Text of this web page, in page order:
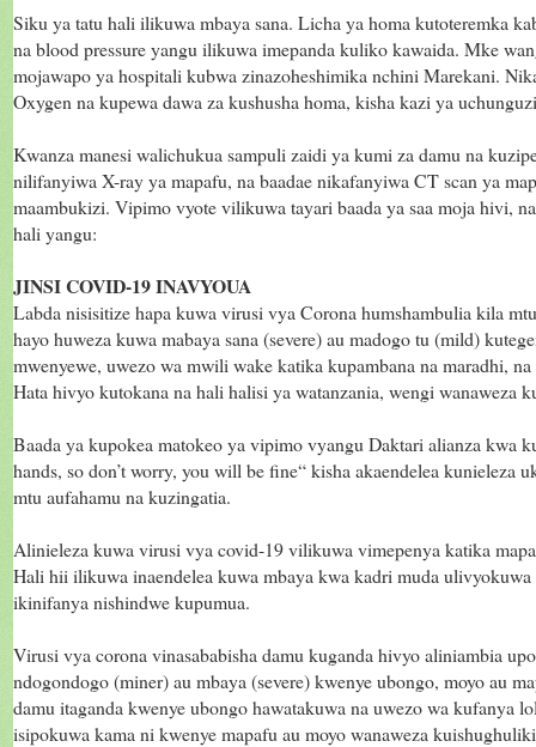
Siku ya tatu hali ilikuwa mbaya sana. Licha ya homa kutoteremka
na blood pressure yangu ilikuwa imepanda kuliko kawaida. Mke
mojawapo ya hospitali kubwa zinazoheshimika nchini Marekani.
Oxygen na kupewa dawa za kushusha homa, kisha kazi ya
Kwanza manesi walichukua sampuli zaidi ya kumi za damu na
nilifanyiwa X-ray ya mapafu, na baadae nikafanyiwa CT scan ya
maambukizi. Vipimo vyote vilikuwa tayari baada ya saa moja hivi,
hali yangu:
JINSI COVID-19 INAVYOUA
Labda nisisitize hapa kuwa virusi vya Corona humshambulia kila
hayo huweza kuwa mabaya sana (severe) au madogo tu (mild)
mwenyewe, uwezo wa mwili wake katika kupambana na maradhi,
Hata hivyo kutokana na hali halisi ya watanzania, wengi wanaweza
Baada ya kupokea matokeo ya vipimo vyangu Daktari alianza kwa
hands, so don’t worry, you will be fine“ kisha akaendelea kunieleza
mtu aufahamu na kuzingatia.
Alinieleza kuwa virusi vya covid-19 vilikuwa vimepenya katika
Hali hii ilikuwa inaendelea kuwa mbaya kwa kadri muda
ikinifanya nishindwe kupumua.
Virusi vya corona vinasababisha damu kuganda hivyo aliniambia
ndogondogo (miner) au mbaya (severe) kwenye ubongo, moyo au
damu itaganda kwenye ubongo hawatakuwa na uwezo wa kufanya
isipokuwa kama ni kwenye mapafu au moyo wanaweza